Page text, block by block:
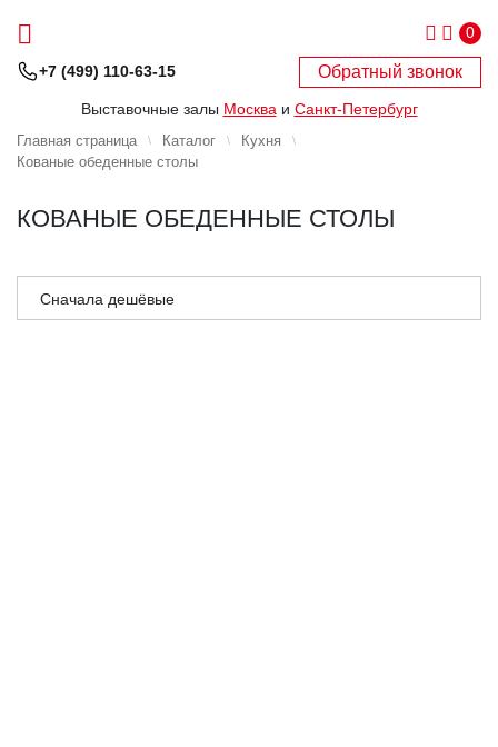
0
+7 (499) 110-63-15 Обратный звонок
Выставочные залы Москва и Санкт-Петербург
Главная страница Каталог
Кухня
Кованые обеденные столы
КОВАНЫЕ ОБЕДЕННЫЕ СТОЛЫ
Сначала дешёвые